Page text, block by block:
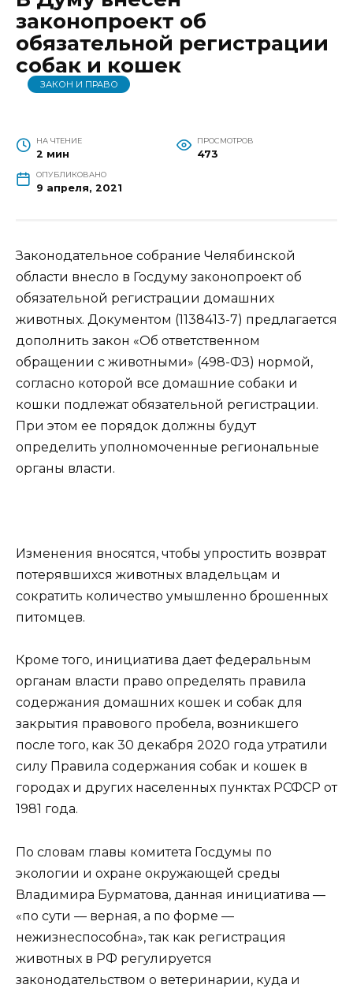
законопроект об
обязательной регистрации
собак и кошек
ЗАКОН И ПРАВО
НА ЧТЕНИЕ
2 мин
ПРОСМОТРОВ
473
ОПУБЛИКОВАНО
9 апреля, 2021
Законодательное собрание Челябинской
области внесло в Госдуму законопроект об
обязательной регистрации домашних
животных. Документом (1138413-7) предлагается
дополнить закон «Об ответственном
обращении с животными» (498-ФЗ) нормой,
согласно которой все домашние собаки и
кошки подлежат обязательной регистрации.
При этом ее порядок должны будут
определить уполномоченные региональные
органы власти.
Изменения вносятся, чтобы упростить возврат
потерявшихся животных владельцам и
сократить количество умышленно брошенных
питомцев.
Кроме того, инициатива дает федеральным
органам власти право определять правила
содержания домашних кошек и собак для
закрытия правового пробела, возникшего
после того, как 30 декабря 2020 года утратили
силу Правила содержания собак и кошек в
городах и других населенных пунктах РСФСР от
1981 года.
По словам главы комитета Госдумы по
экологии и охране окружающей среды
Владимира Бурматова, данная инициатива —
«по сути — верная, а по форме —
нежизнеспособна», так как регистрация
животных в РФ регулируется
законодательством о ветеринарии, куда и